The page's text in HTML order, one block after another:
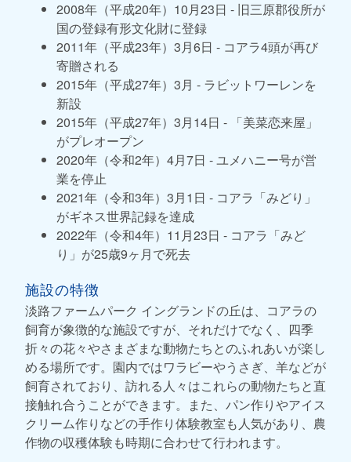
2008年（平成20年）10月23日 - 旧三原郡役所が
国の登録有形文化財に登録
2011年（平成23年）3月6日 - コアラ4頭が再び
寄贈される
2015年（平成27年）3月 - ラビットワーレンを
新設
2015年（平成27年）3月14日 - 「美菜恋来屋」
がプレオープン
2020年（令和2年）4月7日 - ユメハニー号が営
業を停止
2021年（令和3年）3月1日 - コアラ「みどり」
がギネス世界記録を達成
2022年（令和4年）11月23日 - コアラ「みど
り」が25歳9ヶ月で死去
施設の特徴
淡路ファームパーク イングランドの丘は、コアラの
飼育が象徴的な施設ですが、それだけでなく、四季
折々の花々やさまざまな動物たちとのふれあいが楽し
める場所です。園内ではワラビーやうさぎ、羊などが
飼育されており、訪れる人々はこれらの動物たちと直
接触れ合うことができます。また、パン作りやアイス
クリーム作りなどの手作り体験教室も人気があり、農
作物の収穫体験も時期に合わせて行われます。